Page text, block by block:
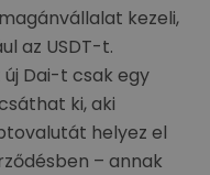
kezeli,
az USDT-t.
Dai-t csak egy
ki, aki
helyez el
– annak